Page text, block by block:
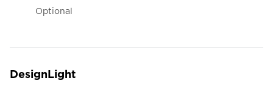
Optional
DesignLight